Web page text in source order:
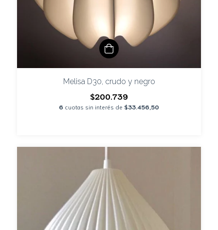
Melisa D30, crudo y negro
$200.739
6 cuotas sin interés de $33.456,50